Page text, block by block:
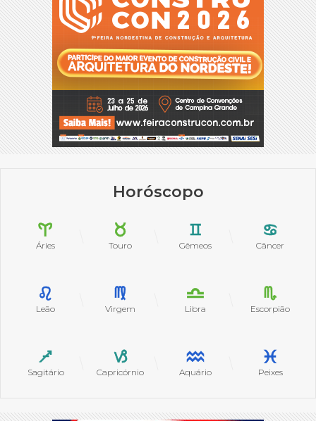
Horóscopo
Áries Touro Gêmeos Câncer
Leão Virgem Libra Escorpião
Sagitário Capricórnio Aquário Peixes